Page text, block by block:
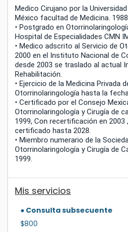
Medico Cirujano por la
México facultad de Medicina.
• Postgrado en
Hospital de Especialidades CMN
• Medico adscrito al Servicio de
2000 en el Instituto Nacional de
desde 2003 se traslado al actual
Rehabilitación.
• Ejercicio de la Medicina Privada
Otorrinolaringología hasta la
• Certificado por el Consejo
Otorrinolaringología y Cirugía de
1999, Con recertificación en 2003
certificado hasta 2028.
• Miembro numerario de la
Otorrinolaringología y Cirugía de
1999.
Mis servicios
● Consulta subsecuente
$800